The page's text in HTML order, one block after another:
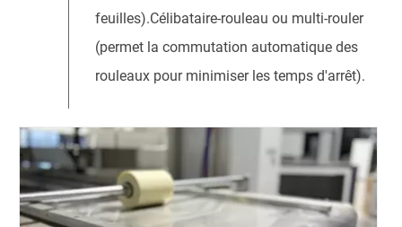
feuilles).Célibataire-rouleau ou multi-rouler
(permet la commutation automatique des
rouleaux pour minimiser les temps d'arrêt).